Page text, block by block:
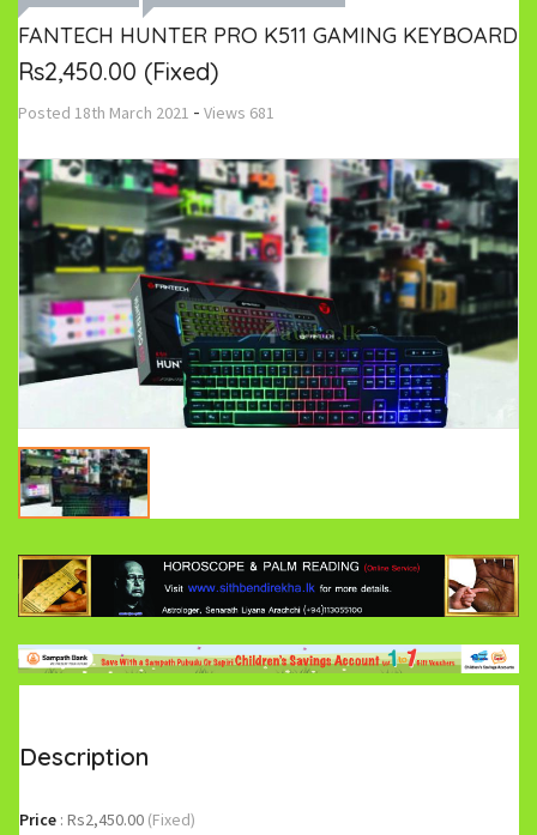
FANTECH HUNTER PRO K511 GAMING KEYBOARD
Rs2,450.00 (Fixed)
Posted 18th March 2021 - Views 681
Description
Price : Rs2,450.00 (Fixed)